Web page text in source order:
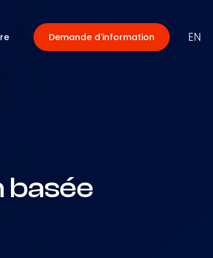
Demande d'information EN